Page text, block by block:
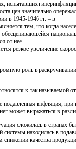
испытавших
цен значительно
в 1945-1946 гг. – в
тем, что когда
обесценивающейся
от нее.
резкое увеличение
роль в
к так называемой
подавленная инфляция, при
может выражаться в
сложилась в странах
системы находилась в
снижении качества